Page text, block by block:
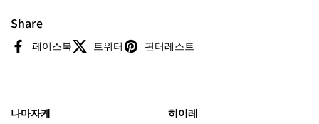
Share
페이스북 트위터 핀터레스트
나마자케 히이레